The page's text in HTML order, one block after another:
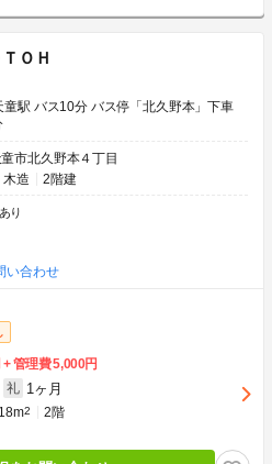
ＯＨ
童駅 バス10分 バス停「北久野本」下車
市北久野本４丁目
木造 2階建
り
い合わせ
管理費5,000円
礼 1ヶ月
2 2階